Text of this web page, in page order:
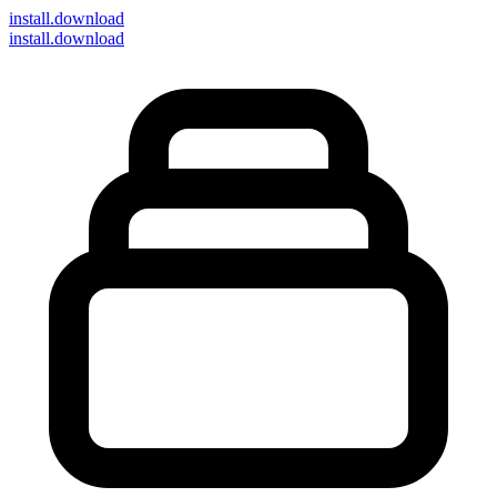
install.download
install.download